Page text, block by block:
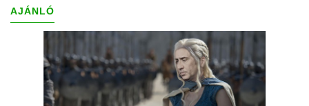
AJÁNLÓ